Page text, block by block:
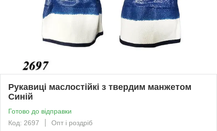
Рукавиці маслостійкі з твердим манжетом
Синій
Готово до відправки
Код: 2697
Опт і роздріб